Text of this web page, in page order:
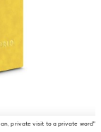
private visit to a private word"